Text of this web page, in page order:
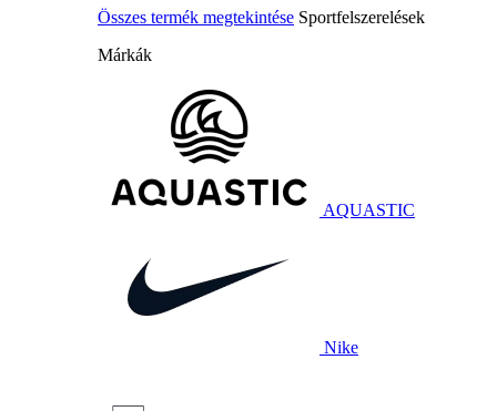
Összes termék megtekintése Sportfelszerelések
Márkák
AQUASTIC
Nike